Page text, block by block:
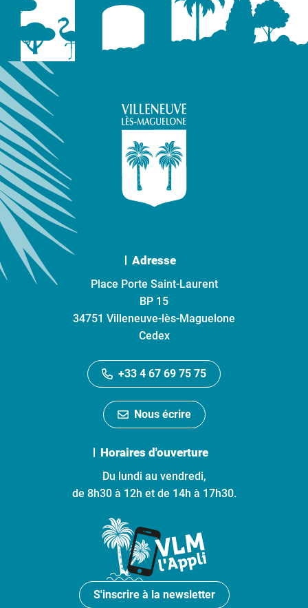
Adresse
Place Porte Saint-Laurent
BP 15
34751 Villeneuve-lès-Maguelone
Cedex
+33 4 67 69 75 75
Nous écrire
Horaires d'ouverture
Du lundi au vendredi,
de 8h30 à 12h et de 14h à 17h30.
S'inscrire à la newsletter